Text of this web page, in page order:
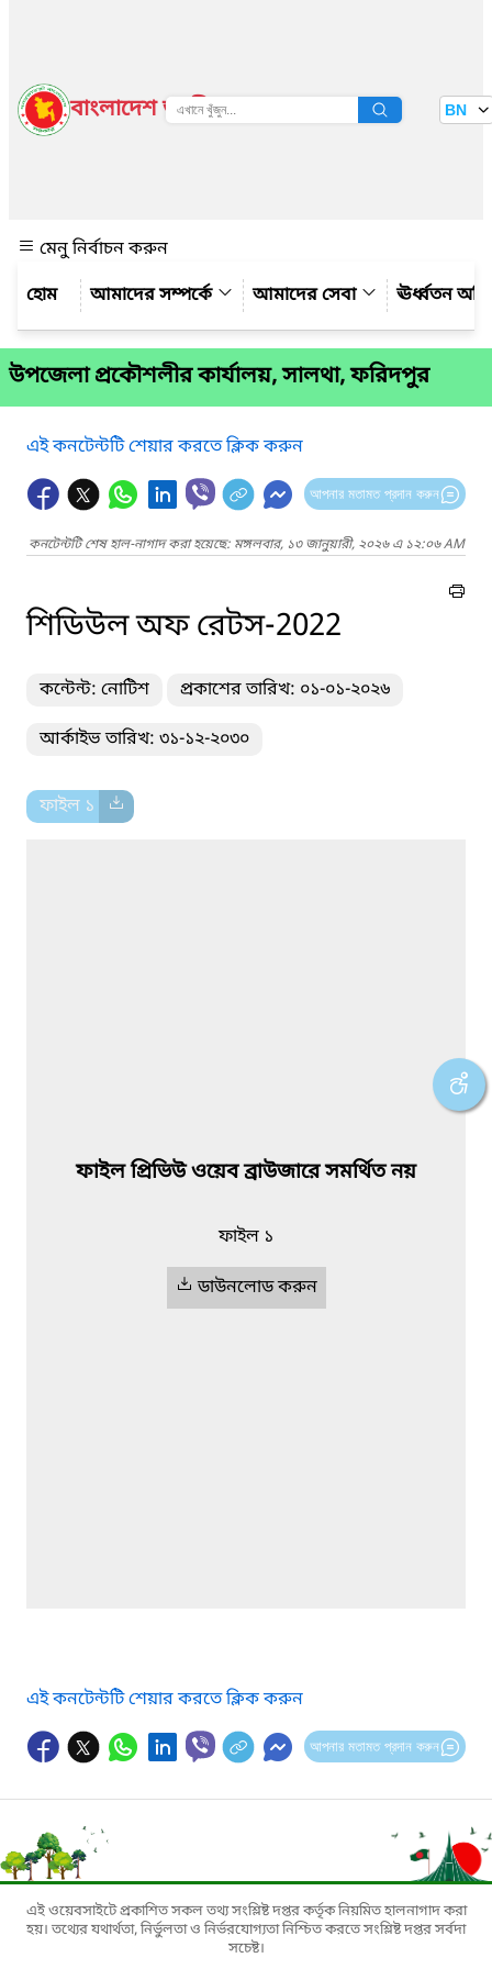
বাংলাদেশ জাতীয় তথ্য বাতায়ন BN
মেনু নির্বাচন করুন
আমাদের সম্পর্কে
আমাদের সেবা ঊর্ধ্বতন
উপজেলা প্রকৌশলীর কার্যালয়, সালথা, ফরিদপুর
এই কনটেন্টটি শেয়ার করতে ক্লিক করুন
আপনার মতামত প্রদান করুন
কনটেন্টটি শেষ হাল-নাগাদ করা হয়েছে: মঙ্গলবার, ১৩ জানুয়ারী, ২০২৬ এ ১২:০৬ AM
শিডিউল অফ রেটস-2022
কন্টেন্ট: নোটিশ প্রকাশের তারিখ: ০১-০১-২০২৬
আর্কাইভ তারিখ: ৩১-১২-২০৩০
ফাইল ১
ফাইল প্রিভিউ ওয়েব ব্রাউজারে সমর্থিত নয়
ফাইল ১
ডাউনলোড করুন
এই কনটেন্টটি শেয়ার করতে ক্লিক করুন
আপনার মতামত প্রদান করুন
এই ওয়েবসাইটে প্রকাশিত সকল তথ্য সংশ্লিষ্ট দপ্তর কর্তৃক নিয়মিত হালনাগাদ করা
হয়। তথ্যের যথার্থতা, নির্ভুলতা ও নির্ভরযোগ্যতা নিশ্চিত করতে সংশ্লিষ্ট দপ্তর সর্বদা
সচেষ্ট।